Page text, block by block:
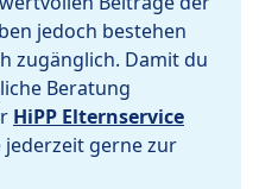
jedoch bestehen
zugänglich. Damit du
Beratung
HiPP Elternservice
jederzeit gerne zur